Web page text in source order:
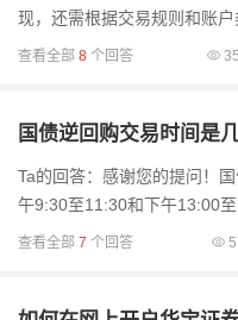
现，还需根据交易规则和账
日）：你当天卖出股票，系
查看全部 8 个回答
国债逆回购交易时间是
Ta的回答：感谢您的提问！
午9:30至11:30和下午13:00
的交易时间稍微延长了半小
查看全部 7 个回答